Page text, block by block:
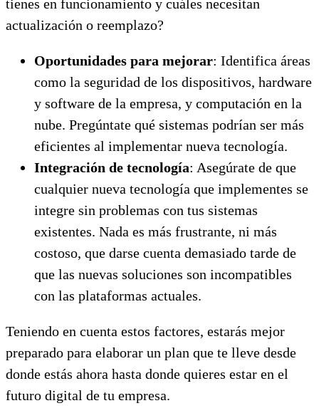
tienes en funcionamiento y cuáles necesitan
actualización o reemplazo?
Oportunidades para mejorar: Identifica áreas
como la seguridad de los dispositivos, hardware
y software de la empresa, y computación en la
nube. Pregúntate qué sistemas podrían ser más
eficientes al implementar nueva tecnología.
Integración de tecnología: Asegúrate de que
cualquier nueva tecnología que implementes se
integre sin problemas con tus sistemas
existentes. Nada es más frustrante, ni más
costoso, que darse cuenta demasiado tarde de
que las nuevas soluciones son incompatibles
con las plataformas actuales.
Teniendo en cuenta estos factores, estarás mejor
preparado para elaborar un plan que te lleve desde
donde estás ahora hasta donde quieres estar en el
futuro digital de tu empresa.